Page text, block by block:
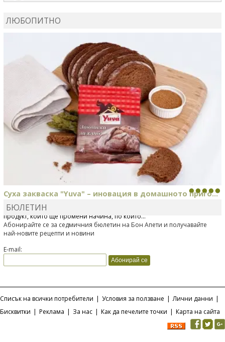
ЛЮБОПИТНО
Суха закваска "Yuva" – иновация в домашното приго...
Отскоро Лесафр България стартира предлагането на изцяло нов
продукт, който ще промени начина, по който...
БЮЛЕТИН
Абонирайте се за седмичния бюлетин на Бон Апети и получавайте
най-новите рецепти и новини
E-mail:
Списък на всички потребители | Условия за ползване | Лични данни |
Бисквитки | Реклама | За нас | Как да печелите точки | Карта на сайта